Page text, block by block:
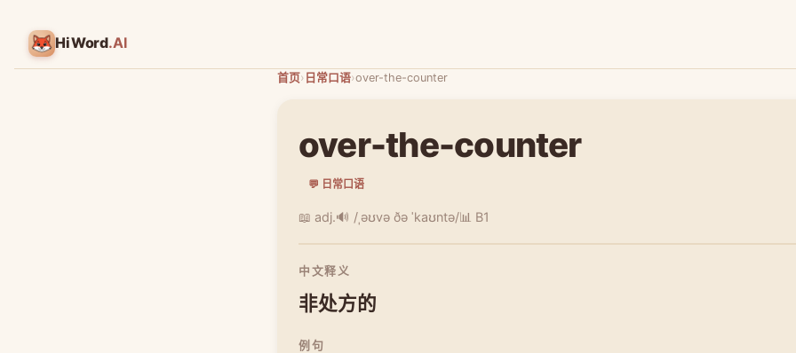
HiWord.AI
首页› 日常口语›over-the-counter
over-the-counter
💬 日常口语
📖 adj.🔊 /ˌəʊvə ðə ˈkaʊntə/📊 B1
中文释义
非处方的
例句